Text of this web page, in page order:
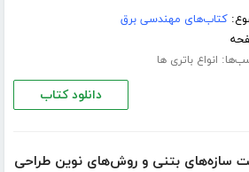
کتاب‌های مهندسی برق
انواع باتری ها
دانلود کتاب
سازه‌های بتنی و روش‌های نوین طراحی